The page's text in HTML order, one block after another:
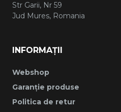
Str Garii, Nr 59
Jud Mures, Romania
INFORMAȚII
Webshop
Garanție produse
Politica de retur